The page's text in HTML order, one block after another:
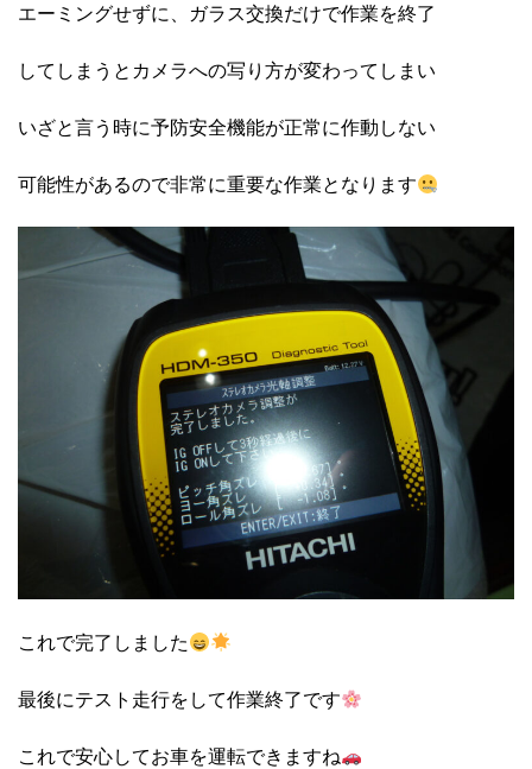
エーミングせずに、ガラス交換だけで作業を終了
してしまうとカメラへの写り方が変わってしまい
いざと言う時に予防安全機能が正常に作動しない
可能性があるので非常に重要な作業となります
これで完了しました
最後にテスト走行をして作業終了です
これで安心してお車を運転できますね